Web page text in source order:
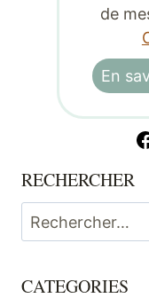
de
En
RECHERCHER
Rechercher :
CATEGORIES